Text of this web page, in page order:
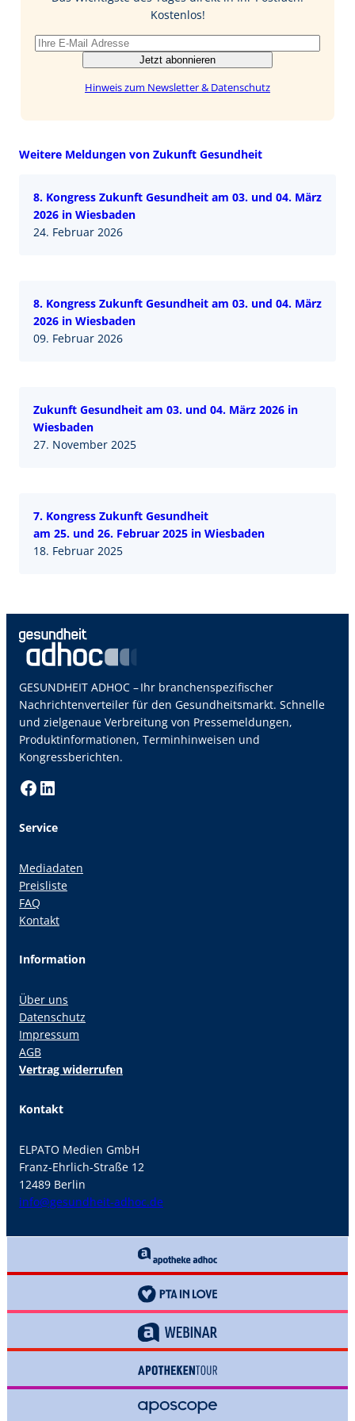
Kostenlos!
Jetzt abonnieren
Hinweis zum Newsletter & Datenschutz
Weitere Meldungen von Zukunft Gesundheit
8. Kongress Zukunft Gesundheit am 03. und 04. März
2026 in Wiesbaden
24. Februar 2026
8. Kongress Zukunft Gesundheit am 03. und 04. März
2026 in Wiesbaden
09. Februar 2026
Zukunft Gesundheit am 03. und 04. März 2026 in
Wiesbaden
27. November 2025
7. Kongress Zukunft Gesundheit
am 25. und 26. Februar 2025 in Wiesbaden
18. Februar 2025
GESUNDHEIT ADHOC – Ihr branchenspezifischer
Nachrichtenverteiler für den Gesundheitsmarkt. Schnelle
und zielgenaue Verbreitung von Pressemeldungen,
Produktinformationen, Terminhinweisen und
Kongressberichten.
Facebook LinkedIn
Service
Mediadaten
Preisliste
FAQ
Kontakt
Information
Über uns
Datenschutz
Impressum
AGB
Vertrag widerrufen
Kontakt
ELPATO Medien GmbH
Franz-Ehrlich-Straße 12
12489 Berlin
info@gesundheit-adhoc.de